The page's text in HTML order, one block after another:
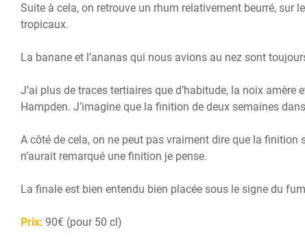
Suite à cela, on retrouve un rhum relativement beurré, sur
tropicaux.
La banane et l’ananas qui nous avions au nez sont
J’ai plus de traces tertiaires que d’habitude, la noix
Hampden. J’imagine que la finition de deux semaines
A côté de cela, on ne peut pas vraiment dire que la
n’aurait remarqué une finition je pense.
La finale est bien entendu bien placée sous le signe du
Prix: 90€ (pour 50 cl)